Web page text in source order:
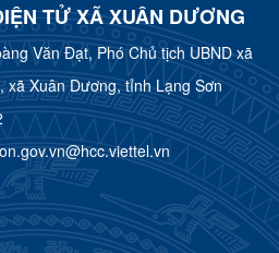
TỬ XÃ XUÂN DƯƠNG
Văn Đạt, Phó Chủ tịch UBND xã
xã Xuân Dương, tỉnh Lạng Sơn